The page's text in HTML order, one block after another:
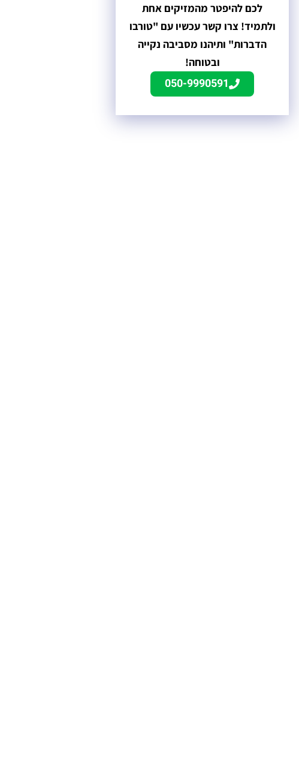
לכם להיפטר מהמזיקים אחת
ולתמיד! צרו קשר עכשיו עם "טורבו
הדברות" ותיהנו מסביבה נקייה
ובטוחה!
050-9990591